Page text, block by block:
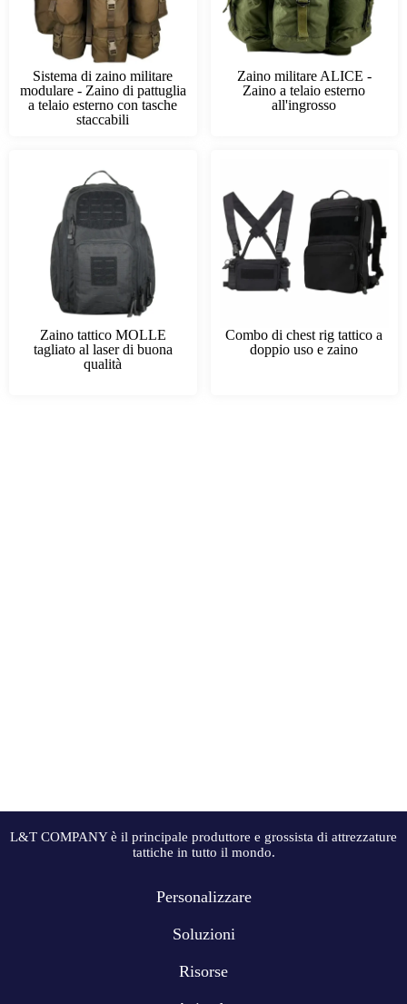
Sistema di zaino militare
modulare - Zaino di pattuglia
a telaio esterno con tasche
staccabili
Zaino militare ALICE -
Zaino a telaio esterno
all'ingrosso
Zaino tattico MOLLE
tagliato al laser di buona
qualità
Combo di chest rig tattico a
doppio uso e zaino
L&T COMPANY è il principale produttore e grossista di attrezzature
tattiche in tutto il mondo.
Personalizzare
Soluzioni
Risorse